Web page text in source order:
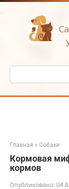
Перейти
Поиск:
Главная » Собаки
Кормовая
кормов
Опубликовано: 04